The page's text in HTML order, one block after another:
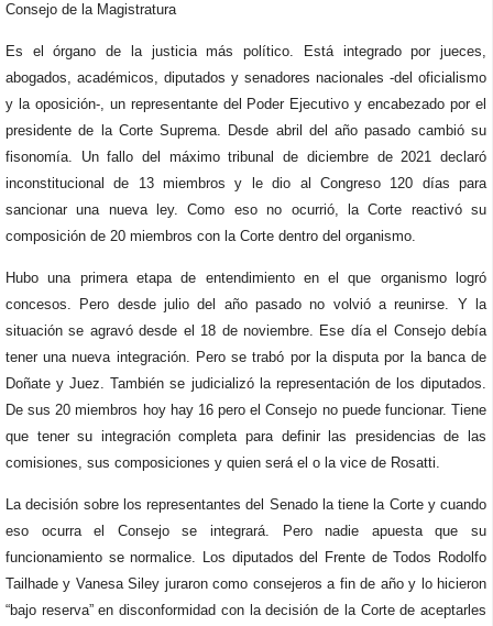
Consejo de la Magistratura
Es el órgano de la justicia más político. Está integrado por jueces,
abogados, académicos, diputados y senadores nacionales -del oficialismo
y la oposición-, un representante del Poder Ejecutivo y encabezado por el
presidente de la Corte Suprema. Desde abril del año pasado cambió su
fisonomía. Un fallo del máximo tribunal de diciembre de 2021 declaró
inconstitucional de 13 miembros y le dio al Congreso 120 días para
sancionar una nueva ley. Como eso no ocurrió, la Corte reactivó su
composición de 20 miembros con la Corte dentro del organismo.
Hubo una primera etapa de entendimiento en el que organismo logró
concesos. Pero desde julio del año pasado no volvió a reunirse. Y la
situación se agravó desde el 18 de noviembre. Ese día el Consejo debía
tener una nueva integración. Pero se trabó por la disputa por la banca de
Doñate y Juez. También se judicializó la representación de los diputados.
De sus 20 miembros hoy hay 16 pero el Consejo no puede funcionar. Tiene
que tener su integración completa para definir las presidencias de las
comisiones, sus composiciones y quien será el o la vice de Rosatti.
La decisión sobre los representantes del Senado la tiene la Corte y cuando
eso ocurra el Consejo se integrará. Pero nadie apuesta que su
funcionamiento se normalice. Los diputados del Frente de Todos Rodolfo
Tailhade y Vanesa Siley juraron como consejeros a fin de año y lo hicieron
“bajo reserva” en disconformidad con la decisión de la Corte de aceptarles